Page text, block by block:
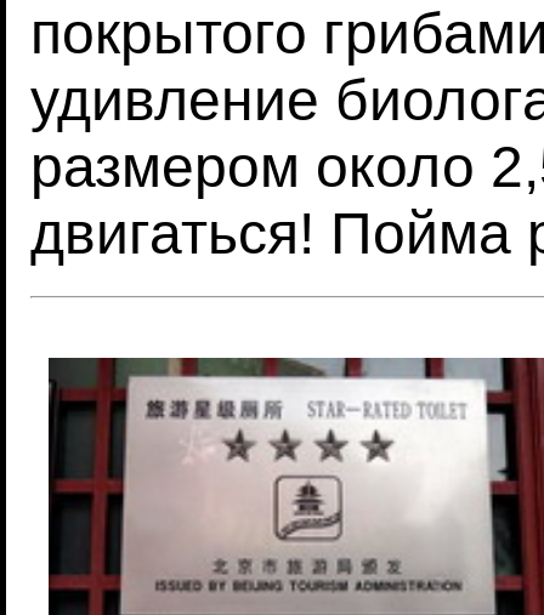
покрытого
удивление
размером около
двигаться! Пойма